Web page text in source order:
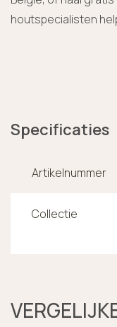
houtspecialisten
Specificaties
Artikelnummer
Collectie